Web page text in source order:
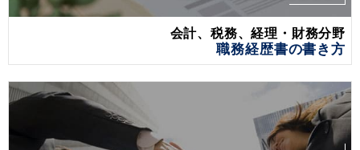
会計、税務、経理・財務分野
職務経歴書の書き方